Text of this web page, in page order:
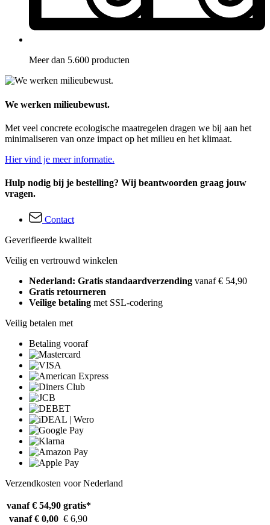
Meer dan 5.600 producten
We werken milieubewust.
Met veel concrete ecologische maatregelen dragen we bij aan het
minimaliseren van onze impact op het milieu en het klimaat.
Hier vind je meer informatie.
Hulp nodig bij je bestelling? Wij beantwoorden graag jouw
vragen.
Contact
Geverifieerde kwaliteit
Veilig en vertrouwd winkelen
Nederland: Gratis standaardverzending vanaf € 54,90
Gratis retourneren
Veilige betaling met SSL-codering
Veilig betalen met
Betaling vooraf
Verzendkosten voor Nederland
vanaf € 54,90 gratis*
vanaf € 0,00 € 6,90